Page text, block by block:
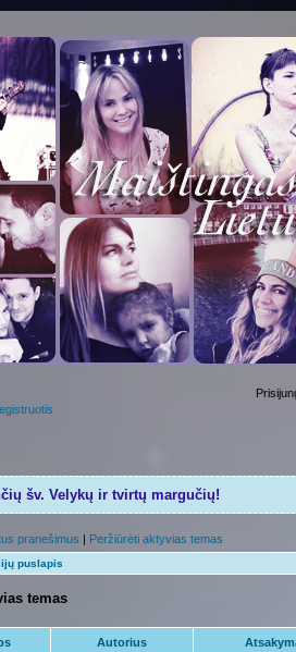
šv. Velykų ir tvirtų margučių!
pranešimus | Peržiūrėti aktyvias temas
puslapis
temas
Autorius